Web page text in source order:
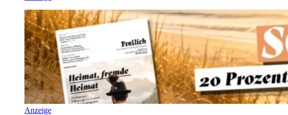
Anzeige